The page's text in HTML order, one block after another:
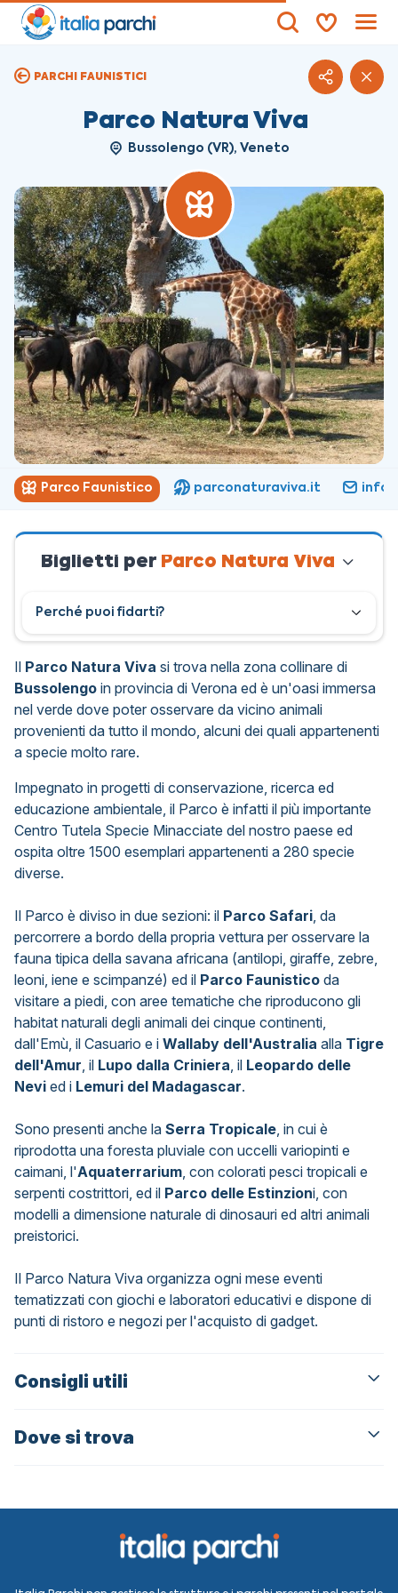
PARCHI FAUNISTICI
Parco Natura Viva
Bussolengo (VR), Veneto
Parco Faunistico parconaturaviva.it
Il Parco Natura Viva si trova nella zona collinare di
Bussolengo in provincia di Verona ed è un'oasi immersa
nel verde dove poter osservare da vicino animali
provenienti da tutto il mondo, alcuni dei quali appartenenti
a specie molto rare.
Impegnato in progetti di conservazione, ricerca ed
educazione ambientale, il Parco è infatti il più importante
Centro Tutela Specie Minacciate del nostro paese ed
ospita oltre 1500 esemplari appartenenti a 280 specie
diverse.
Il Parco è diviso in due sezioni: il Parco Safari , da
percorrere a bordo della propria vettura per osservare la
fauna tipica della savana africana (antilopi, giraffe, zebre,
leoni, iene e scimpanzé) ed il Parco Faunistico da
visitare a piedi, con aree tematiche che riproducono gli
habitat naturali degli animali dei cinque continenti,
dall'Emù, il Casuario e i Wallaby dell'Australia alla Tigre
dell'Amur , il Lupo dalla Criniera , il Leopardo delle
Nevi ed i Lemuri del Madagascar.
Sono presenti anche la Serra Tropicale , in cui è
riprodotta una foresta pluviale con uccelli variopinti e
caimani, l'Aquaterrarium , con colorati pesci tropicali e
serpenti costrittori, ed il Parco delle Estinzioni, con
modelli a dimensione naturale di dinosauri ed altri animali
preistorici.
Il Parco Natura Viva organizza ogni mese eventi
tematizzati con giochi e laboratori educativi e dispone di
punti di ristoro e negozi per l'acquisto di gadget.
Consigli utili
Dove si trova
Biglietti per Parco Natura Viva
Perché puoi fidarti?